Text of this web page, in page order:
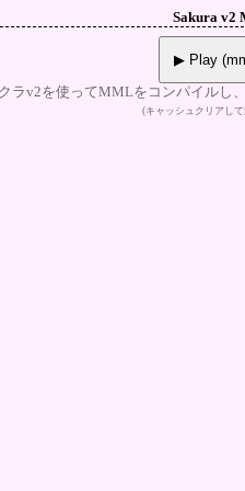
Sakura v2
▶ Play
ラv2を使ってMMLをコンパイルし
(キャッシュクリアし